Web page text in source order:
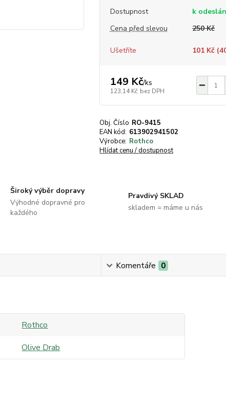
Dostupnost
k
Cena před slevou
250 Kč
Ušetříte 101 Kč (
149 Kč/ks
123,14 Kč bez DPH
Obj. Číslo RO-9415
EAN kód: 613902941502
Výrobce: Rothco
Hlídat cenu / dostupnost
Široký výběr dopravy
Výhodné dopravné pro
každého
Pravdivý SKLAD
skladem = máme u nás
Komentáře 0
Rothco
Olive Drab